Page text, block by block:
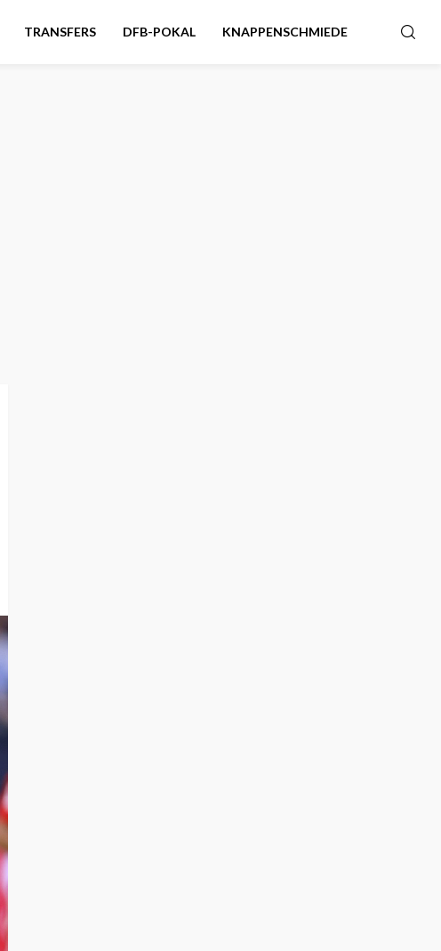
TRANSFERS DFB-POKAL KNAPPENSCHMIEDE